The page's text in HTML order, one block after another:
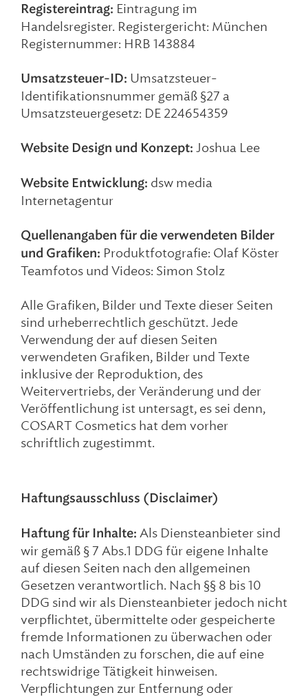
Registereintrag: Eintragung im
Handelsregister. Registergericht: München
Registernummer: HRB 143884
Umsatzsteuer-ID: Umsatzsteuer-
Identifikationsnummer gemäß §27 a
Umsatzsteuergesetz: DE 224654359
Website Design und Konzept: Joshua Lee
Website Entwicklung: dsw media
Internetagentur
Quellenangaben für die verwendeten Bilder
und Grafiken: Produktfotografie: Olaf Köster
Teamfotos und Videos: Simon Stolz
Alle Grafiken, Bilder und Texte dieser Seiten
sind urheberrechtlich geschützt. Jede
Verwendung der auf diesen Seiten
verwendeten Grafiken, Bilder und Texte
inklusive der Reproduktion, des
Weitervertriebs, der Veränderung und der
Veröffentlichung ist untersagt, es sei denn,
COSART Cosmetics hat dem vorher
schriftlich zugestimmt.
Haftungsausschluss (Disclaimer)
Haftung für Inhalte: Als Diensteanbieter sind
wir gemäß § 7 Abs.1 DDG für eigene Inhalte
auf diesen Seiten nach den allgemeinen
Gesetzen verantwortlich. Nach §§ 8 bis 10
DDG sind wir als Diensteanbieter jedoch nicht
verpflichtet, übermittelte oder gespeicherte
fremde Informationen zu überwachen oder
nach Umständen zu forschen, die auf eine
rechtswidrige Tätigkeit hinweisen.
Verpflichtungen zur Entfernung oder